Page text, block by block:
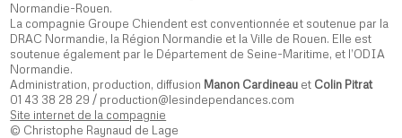
Normandie-Rouen.
La compagnie Groupe Chiendent est conventionnée et soutenue par la
DRAC Normandie, la Région Normandie et la Ville de Rouen. Elle est
soutenue également par le Département de Seine-Maritime, et l’ODIA
Normandie.
Administration, production, diffusion Manon Cardineau et Colin Pitrat
01 43 38 28 29 / production@lesindependances.com
Site internet de la compagnie
© Christophe Raynaud de Lage